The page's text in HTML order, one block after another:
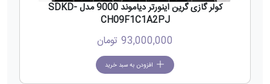
کولر گازی گرین اینورتر دیاموند 9000 مدل SDKD-
CH09F1C1A2PJ
93,000,000 تومان
افزودن به سبد خرید